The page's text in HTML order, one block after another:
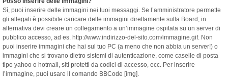
Sì, puoi inserire delle immagini nei tuoi messaggi. Se l’amministratore permette
gli allegati è possibile caricare delle immagini direttamente sulla Board; in
alternativa devi creare un collegamento a un’immagine ospitata su un server di
pubblico accesso, ad es. http://www.indirizzo-del-sito.com/immagine.gif. Non
puoi inserire immagini che hai sul tuo PC (a meno che non abbia un server!) o
immagini che si trovano dietro sistemi di autenticazione, come caselle di posta
tipo yahoo o hotmail, siti protetti da codici di accesso, ecc. Per inserire
l’immagine, puoi usare il comando BBCode [img].